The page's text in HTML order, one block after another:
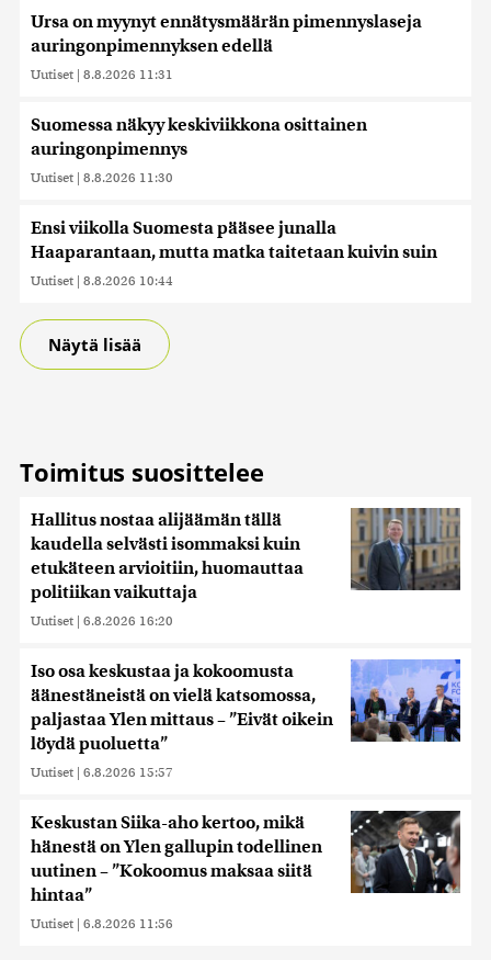
Ursa on myynyt ennätysmäärän pimennyslaseja
auringonpimennyksen edellä
Uutiset | 8.8.2026 11:31
Suomessa näkyy keskiviikkona osittainen
auringonpimennys
Uutiset | 8.8.2026 11:30
Ensi viikolla Suomesta pääsee junalla
Haaparantaan, mutta matka taitetaan kuivin suin
Uutiset | 8.8.2026 10:44
Näytä lisää
Toimitus suosittelee
Hallitus nostaa alijäämän tällä
kaudella selvästi isommaksi kuin
etukäteen arvioitiin, huomauttaa
politiikan vaikuttaja
Uutiset | 6.8.2026 16:20
Iso osa keskustaa ja kokoomusta
äänestäneistä on vielä katsomossa,
paljastaa Ylen mittaus – ”Eivät oikein
löydä puoluetta”
Uutiset | 6.8.2026 15:57
Keskustan Siika-aho kertoo, mikä
hänestä on Ylen gallupin todellinen
uutinen – ”Kokoomus maksaa siitä
hintaa”
Uutiset | 6.8.2026 11:56